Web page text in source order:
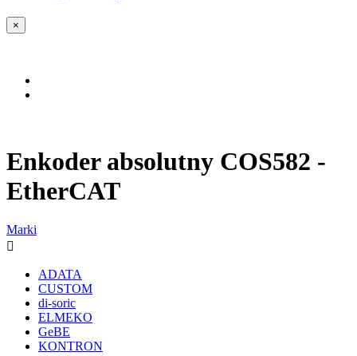
×
Enkoder absolutny COS582 -
EtherCAT
Marki

ADATA
CUSTOM
di-soric
ELMEKO
GeBE
KONTRON